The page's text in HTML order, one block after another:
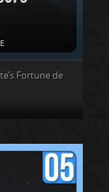
Fortune de